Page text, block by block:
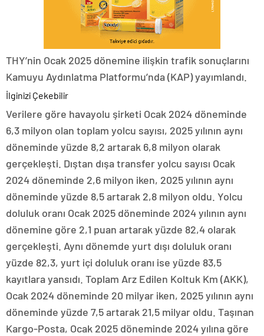
THY’nin Ocak 2025 dönemine ilişkin trafik sonuçlarını
Kamuyu Aydınlatma Platformu’nda (KAP) yayımlandı.
İlginizi Çekebilir
Verilere göre havayolu şirketi Ocak 2024 döneminde
6,3 milyon olan toplam yolcu sayısı, 2025 yılının aynı
döneminde yüzde 8,2 artarak 6,8 milyon olarak
gerçekleşti. Dıştan dışa transfer yolcu sayısı Ocak
2024 döneminde 2,6 milyon iken, 2025 yılının aynı
döneminde yüzde 8,5 artarak 2,8 milyon oldu. Yolcu
doluluk oranı Ocak 2025 döneminde 2024 yılının aynı
dönemine göre 2,1 puan artarak yüzde 82,4 olarak
gerçekleşti. Aynı dönemde yurt dışı doluluk oranı
yüzde 82,3, yurt içi doluluk oranı ise yüzde 83,5
kayıtlara yansıdı. Toplam Arz Edilen Koltuk Km (AKK),
Ocak 2024 döneminde 20 milyar iken, 2025 yılının aynı
döneminde yüzde 7,5 artarak 21,5 milyar oldu. Taşınan
Kargo-Posta, Ocak 2025 döneminde 2024 yılına göre